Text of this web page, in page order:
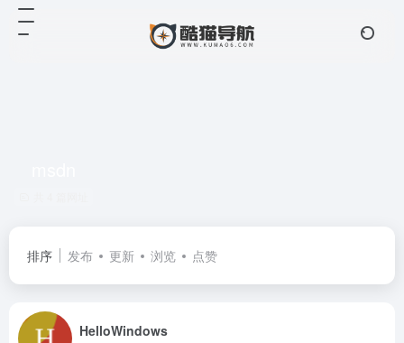
排序 发布 更新 浏览 点赞
HelloWindows